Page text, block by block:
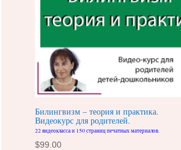
Билингвизм – теория и практика.
Видеокурс для родителей.
22 видеокласса и 150 страниц печатных материалов.
$99.00